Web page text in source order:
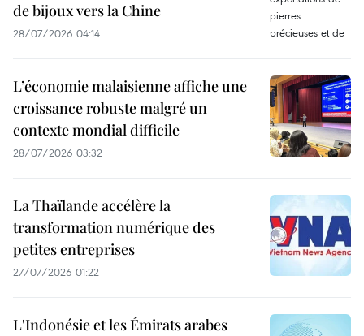
de bijoux vers la Chine
28/07/2026 04:14
L’économie malaisienne affiche une
croissance robuste malgré un
contexte mondial difficile
28/07/2026 03:32
La Thaïlande accélère la
transformation numérique des
petites entreprises
27/07/2026 01:22
L'Indonésie et les Émirats arabes